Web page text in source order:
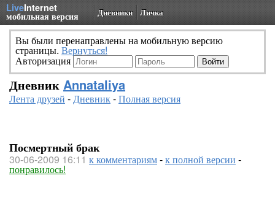
LiveInternet
мобильная версия Дневники Личка
Вы были перенаправлены на мобильную версию
страницы. Вернуться!
Авторизация
Дневник Annataliya
Лента друзей -Дневник-Полная версия
Посмертный брак
30-06-2009 16:11 к комментариям-к полной версии -
понравилось!